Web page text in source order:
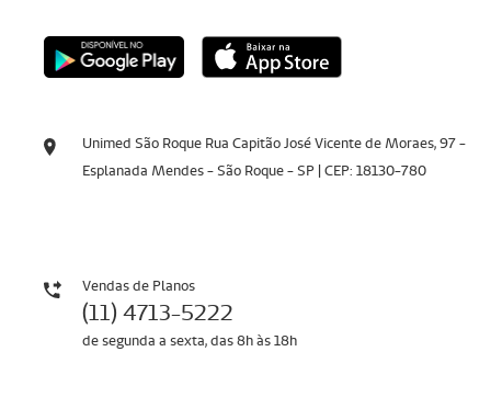
Unimed São Roque Rua Capitão José Vicente de Moraes, 97 -
Esplanada Mendes - São Roque - SP | CEP: 18130-780
Vendas de Planos
(11) 4713-5222
de segunda a sexta, das 8h às 18h